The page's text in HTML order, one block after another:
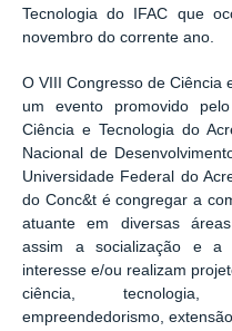
Tecnologia do IFAC que
novembro do corrente ano.
O VIII Congresso de Ciência
um evento promovido
Ciência e Tecnologia do
Nacional de
Universidade Federal do
do Conc&t é congregar a
atuante em diversas
assim a socialização e a
interesse e/ou realizam
ciência, tecnologia,
empreendedorismo,